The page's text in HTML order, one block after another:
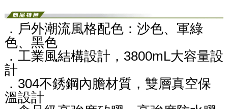
．戶外潮流風格配色：沙色、軍綠
色、黑色
．工業風結構設計，3800mL大容量設
計
．304不銹鋼內膽材質，雙層真空保
溫設計